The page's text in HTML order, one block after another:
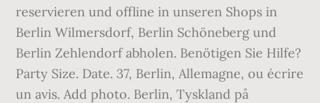
reservieren und offline in unseren Shops in
Berlin Wilmersdorf, Berlin Schöneberg und
Berlin Zehlendorf abholen. Benötigen Sie Hilfe?
Party Size. Date. 37, Berlin, Allemagne, ou écrire
un avis. Add photo. Berlin, Tyskland på